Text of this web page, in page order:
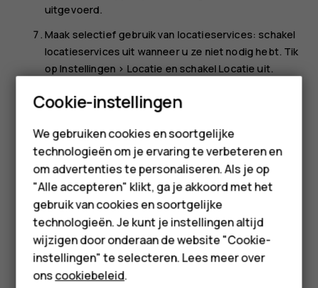
Smartphones
Feature phones
Accessoires
HMD Terra M
Voor bedrijven
Tablets
uitgevoerd.
Maak selectief gebruik van locatieservices: schakel
locatieservices uit wanneer u ze niet nodig hebt. Tik
opInstellingen > Locatie en schakelLocatie uit.
Maak selectief gebruik van netwerkverbindingen:
schakel Bluetooth alleen in wanneer dat nodig is.
Gebruik een Wifi-verbinding in plaats van een
mobiele internetverbinding om verbinding te maken
met internet. Stop het scannen van uw telefoon naar
beschikbare draadloze netwerken. Tik op
Instellingen>Netwerk en internet> Wifien schakel
Wifiuit. Als u naar muziek luistert of uw telefoon
voor andere dingen gebruikt, maar niet wilt bellen of
worden gebeld, schakelt u de vliegtuigmodus in. Tik
opInstellingen >Netwerk en internet>
Vliegtuigmodus. In de vliegtuigmodus worden
Cookie-instellingen
We gebruiken cookies en soortgelijke
technologieën om je ervaring te verbeteren en
om advertenties te personaliseren. Als je op
"Alle accepteren" klikt, ga je akkoord met het
gebruik van cookies en soortgelijke
technologieën. Je kunt je instellingen altijd
wijzigen door onderaan de website "Cookie-
instellingen" te selecteren. Lees meer over
onscookiebeleid.